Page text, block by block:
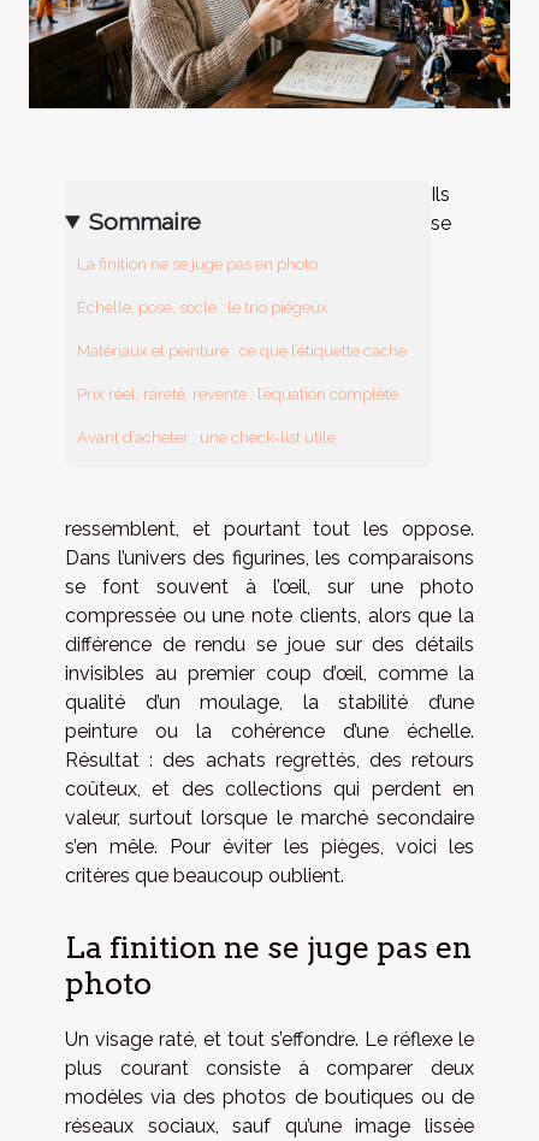
Sommaire
La finition ne se juge pas en photo
Échelle, pose, socle : le trio piégeux
Matériaux et peinture : ce que l’étiquette cache
Prix réel, rareté, revente : l’équation complète
Avant d’acheter : une check-list utile
Ils
se
ressemblent, et pourtant tout les oppose.
Dans l’univers des figurines, les comparaisons
se font souvent à l’œil, sur une photo
compressée ou une note clients, alors que la
différence de rendu se joue sur des détails
invisibles au premier coup d’œil, comme la
qualité d’un moulage, la stabilité d’une
peinture ou la cohérence d’une échelle.
Résultat : des achats regrettés, des retours
coûteux, et des collections qui perdent en
valeur, surtout lorsque le marché secondaire
s’en mêle. Pour éviter les pièges, voici les
critères que beaucoup oublient.
La finition ne se juge pas en
photo
Un visage raté, et tout s’effondre. Le réflexe le
plus courant consiste à comparer deux
modèles via des photos de boutiques ou de
réseaux sociaux, sauf qu’une image lissée